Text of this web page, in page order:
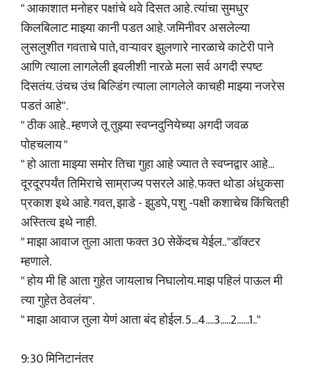
" आकाशात मनोहर पक्षांचे थवे दिसत आहे. त्यांचा सुमधुर
किलबिलाट माझ्या कानी पडत आहे. जमिनीवर असलेल्या
लुसलुशीत गवताचे पाते, वाऱ्यावर झुलणारे नारळाचे काटेरी पाने
आणि त्याला लागलेली इवलीशी नारळे मला सर्व अगदी स्पष्ट
दिसतंय. उंचच उंच बिल्डिंग त्याला लागलेले काचही माझ्या नजरेस
पडतं आहे".
" ठीक आहे.. म्हणजे तू तुझ्या स्वप्नदुनियेच्या अगदी जवळ
पोहचलाय "
" हो आता माझ्या समोर तिचा गुहा आहे ज्यात ते स्वप्नद्वार आहे...
दूरदूरपर्यंत तिमिराचे साम्राज्य पसरले आहे. फक्त थोडा अंधुकसा
प्रकाश इथे आहे. गवत, झाडे - झुडपे, पशु -पक्षी कशाचेच किंचितही
अस्तित्व इथे नाही.
" माझा आवाज तुला आता फक्त 30 सेकेंदच येईल.. "डॉक्टर
म्हणाले.
" होय मी हि आता गुहेत जायलाच निघालोय. माझ पहिलं पाऊल मी
त्या गुहेत ठेवलंय".
" माझा आवाज तुला येणं आता बंद होईल. 5...4....3.....2......1.."
9:30 मिनिटानंतर